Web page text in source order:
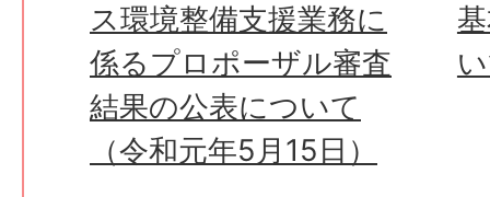
ス環境整備支援業務に
係るプロポーザル審査
結果の公表について
（令和元年5月15日）